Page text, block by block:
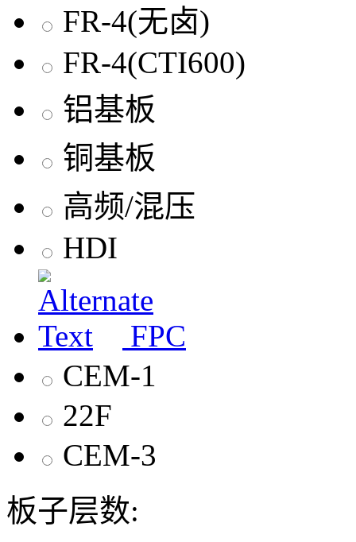
FR-4(无卤)
FR-4(CTI600)
铝基板
铜基板
高频/混压
HDI
FPC
CEM-1
22F
CEM-3
板子层数: